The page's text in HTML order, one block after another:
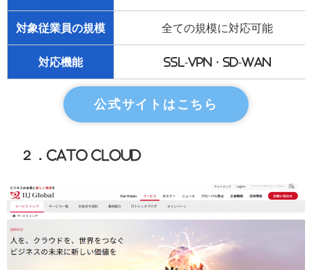
対象従業員の規模 全ての規模に対応可能
対応機能 SSL-VPN・SD-WAN
公式サイトはこちら
２．Cato Cloud